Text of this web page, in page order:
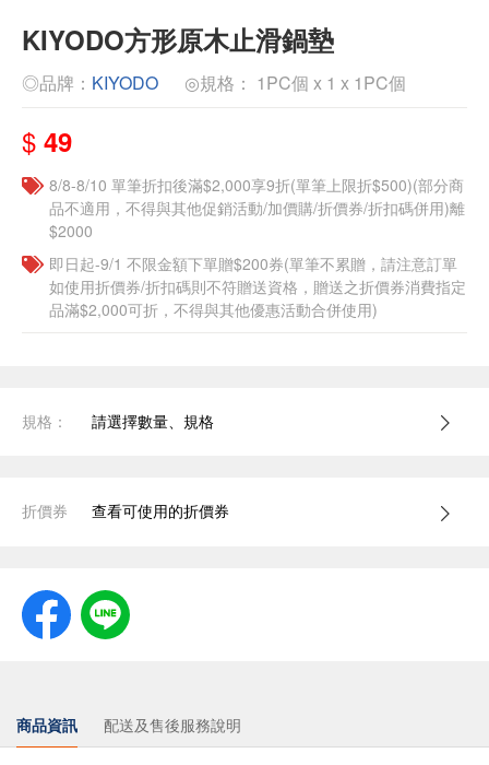
KIYODO方形原木止滑鍋墊
◎品牌： KIYODO ◎規格： 1PC個 x 1 x 1PC個
$ 49
8/8-8/10 單筆折扣後滿$2,000享9折(單筆上限折$500)(部分商
品不適用，不得與其他促銷活動/加價購/折價券/折扣碼併用)離
$2000
即日起-9/1 不限金額下單贈$200券(單筆不累贈，請注意訂單
如使用折價券/折扣碼則不符贈送資格，贈送之折價券消費指定
品滿$2,000可折，不得與其他優惠活動合併使用)
規格： 請選擇數量、規格
折價券 查看可使用的折價券
商品資訊 配送及售後服務說明